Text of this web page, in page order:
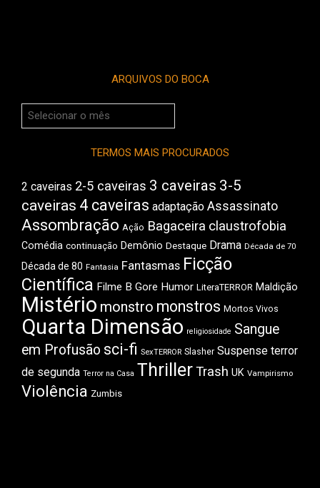
ARQUIVOS DO BOCA
Arquivos
do
TERMOS MAIS PROCURADOS
2 caveiras 2-5 caveiras 3 caveiras 3-5
caveiras 4 caveiras adaptação Assassinato
Assombração Ação Bagaceira claustrofobia
Comédia continuação Demônio Destaque Drama Década de 70
Década de 80 Fantasia Fantasmas Ficção
Científica Filme B Gore Humor LiteraTERROR Maldição
Mistério monstro monstros Mortos Vivos
Quarta Dimensão religiosidade Sangue
em Profusão sci-fi SexTERROR Slasher Suspense terror
de segunda Terror na Casa ThrillerTrash UK Vampirismo
Violência Zumbis